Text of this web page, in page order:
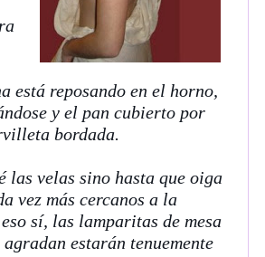
está reposando en el horno,
y el pan cubierto por
bordada.
las velas sino hasta que oiga
vez más cercanos a la
sí, las lamparitas de mesa
estarán tenuemente